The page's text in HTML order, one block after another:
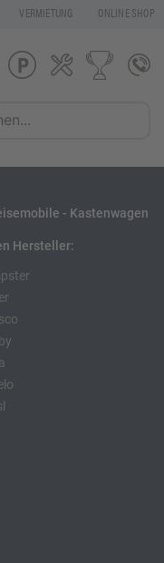
VERMIETUNG ONLINE SHOP
- Kastenwagen
Hersteller: